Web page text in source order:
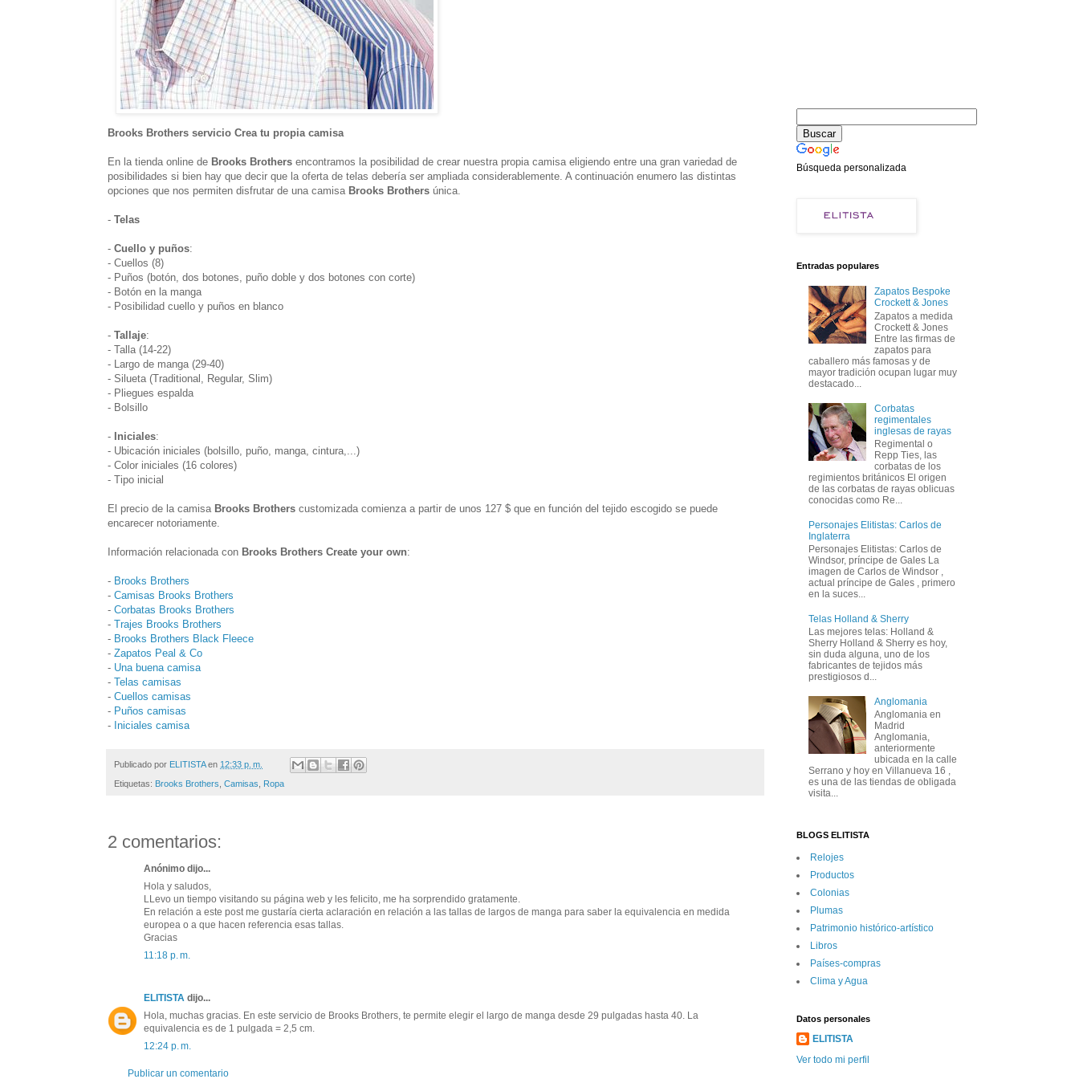
Brooks Brothers servicio Crea tu propia camisa
En la tienda online de Brooks Brothers encontramos la posibilidad de crear nuestra propia camisa eligiendo entre una gran variedad de
posibilidades si bien hay que decir que la oferta de telas debería ser ampliada considerablemente. A continuación enumero las distintas
opciones que nos permiten disfrutar de una camisa Brooks Brothers única.
- Telas
- Cuello y puños:
- Cuellos (8)
- Puños (botón, dos botones, puño doble y dos botones con corte)
- Botón en la manga
- Posibilidad cuello y puños en blanco
- Tallaje:
- Talla (14-22)
- Largo de manga (29-40)
- Silueta (Traditional, Regular, Slim)
- Pliegues espalda
- Bolsillo
- Iniciales:
- Ubicación iniciales (bolsillo, puño, manga, cintura,...)
- Color iniciales (16 colores)
- Tipo inicial
El precio de la camisa Brooks Brothers customizada comienza a partir de unos 127 $ que en función del tejido escogido se puede
encarecer notoriamente.
Información relacionada con Brooks Brothers Create your own:
- Brooks Brothers
- Camisas Brooks Brothers
- Corbatas Brooks Brothers
- Trajes Brooks Brothers
- Brooks Brothers Black Fleece
- Zapatos Peal & Co
- Una buena camisa
- Telas camisas
- Cuellos camisas
- Puños camisas
- Iniciales camisa
Publicado por ELITISTA en 12:33 p. m.
Etiquetas: Brooks Brothers Camisas Ropa
2 comentarios:
Anónimo dijo...
Hola y saludos,
LLevo un tiempo visitando su página web y les felicito, me ha sorprendido gratamente.
En relación a este post me gustaría cierta aclaración en relación a las tallas de largos de manga para saber la equivalencia en medida
europea o a que hacen referencia esas tallas.
Gracias
11:18 p. m.
ELITISTA dijo...
Hola, muchas gracias. En este servicio de Brooks Brothers, te permite elegir el largo de manga desde 29 pulgadas hasta 40. La
equivalencia es de 1 pulgada = 2,5 cm.
12:24 p. m.
Publicar un comentario
Búsqueda personalizada
Entradas populares
Zapatos Bespoke
Crockett & Jones
Zapatos a medida
Crockett & Jones
Entre las firmas de
zapatos para
caballero más famosas y de
mayor tradición ocupan lugar muy
destacado...
Corbatas
regimentales
inglesas de rayas
Regimental o
Repp Ties, las
corbatas de los
regimientos británicos El origen
de las corbatas de rayas oblicuas
conocidas como Re...
Personajes Elitistas: Carlos de
Inglaterra
Personajes Elitistas: Carlos de
Windsor, príncipe de Gales La
imagen de Carlos de Windsor ,
actual príncipe de Gales , primero
en la suces...
Telas Holland & Sherry
Las mejores telas: Holland &
Sherry Holland & Sherry es hoy,
sin duda alguna, uno de los
fabricantes de tejidos más
prestigiosos d...
Anglomania
Anglomania en
Madrid
Anglomania,
anteriormente
ubicada en la calle
Serrano y hoy en Villanueva 16 ,
es una de las tiendas de obligada
visita...
BLOGS ELITISTA
Relojes
Productos
Colonias
Plumas
Patrimonio histórico-artí­stico
Libros
Paí­ses-compras
Clima y Agua
Datos personales
ELITISTA
Ver todo mi perfil